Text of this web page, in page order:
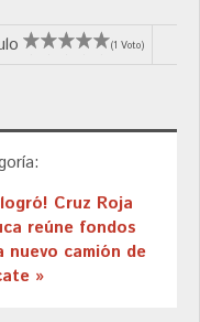
(1 Voto)
logró! Cruz Roja
reúne fondos
nuevo camión de
»